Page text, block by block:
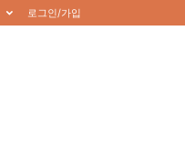
로그인/가입